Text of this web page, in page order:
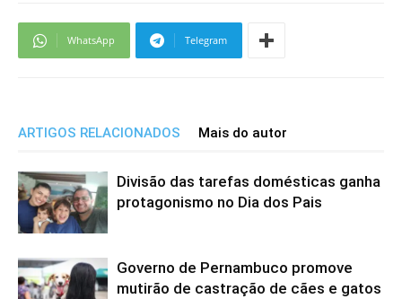
WhatsApp Telegram
ARTIGOS RELACIONADOS Mais do autor
Divisão das tarefas domésticas ganha
protagonismo no Dia dos Pais
Governo de Pernambuco promove
mutirão de castração de cães e gatos